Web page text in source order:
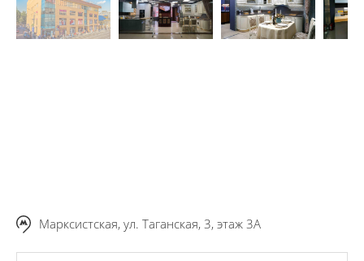
Марксистская, ул. Таганская, 3, этаж 3А